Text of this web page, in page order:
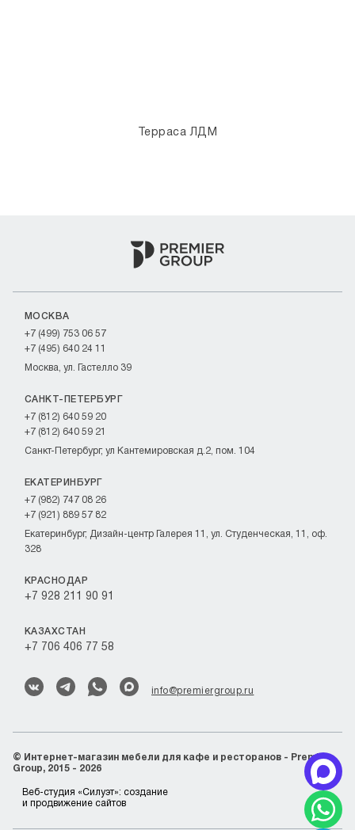
Терраса ЛДМ
info@premiergroup.ru
МОСКВА
+7 (499) 753 06 57
+7 (495) 640 24 11
Москва, ул. Гастелло 39
САНКТ-ПЕТЕРБУРГ
+7 (812) 640 59 20
+7 (812) 640 59 21
Санкт-Петербург, ул Кантемировская д.2, пом. 104
ЕКАТЕРИНБУРГ
+7 (982) 747 08 26
+7 (921) 889 57 82
Екатеринбург, Дизайн-центр Галерея 11, ул. Студенческая, 11, оф.
328
КРАСНОДАР
+7 928 211 90 91
КАЗАХСТАН
+7 706 406 77 58
© Интернет-магазин мебели для кафе и ресторанов - Premier
Group, 2015 - 2026
Веб-студия «Силуэт»: создание
и продвижение сайтов